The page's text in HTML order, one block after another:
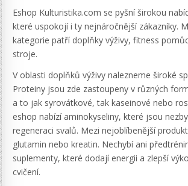
Eshop Kulturistika.com se pyšní širokou
které uspokojí i ty nejnáročnější zákazníky.
kategorie patří doplňky výživy, fitness
stroje.
V oblasti doplňků výživy nalezneme široké
Proteiny jsou zde zastoupeny v různých
a to jak syrovátkové, tak kaseinové nebo
eshop nabízí aminokyseliny, které jsou
regeneraci svalů. Mezi nejoblíbenější
glutamin nebo kreatin. Nechybí ani
suplementy, které dodají energii a zlepší
cvičení.